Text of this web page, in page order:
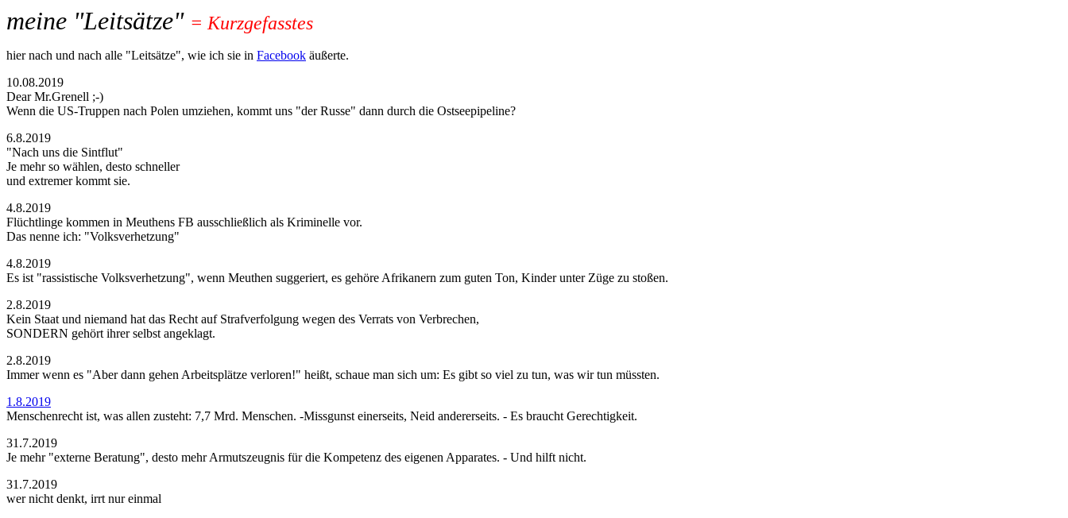
meine "Leitsätze" = Kurzgefasstes
hier nach und nach alle "Leitsätze", wie ich sie in Facebook äußerte.
10.08.2019
Dear Mr.Grenell ;-)
Wenn die US-Truppen nach Polen umziehen, kommt uns "der Russe" dann durch die Ostseepipeline?
6.8.2019
"Nach uns die Sintflut"
Je mehr so wählen, desto schneller
und extremer kommt sie.
4.8.2019
Flüchtlinge kommen in Meuthens FB ausschließlich als Kriminelle vor.
Das nenne ich: "Volksverhetzung"
4.8.2019
Es ist "rassistische Volksverhetzung", wenn Meuthen suggeriert, es gehöre Afrikanern zum guten Ton, Kinder unter Züge zu stoßen.
2.8.2019
Kein Staat und niemand hat das Recht auf Strafverfolgung wegen des Verrats von Verbrechen,
SONDERN gehört ihrer selbst angeklagt.
2.8.2019
Immer wenn es "Aber dann gehen Arbeitsplätze verloren!" heißt, schaue man sich um: Es gibt so viel zu tun, was wir tun müssten.
1.8.2019
Menschenrecht ist, was allen zusteht: 7,7 Mrd. Menschen. -Missgunst einerseits, Neid andererseits. - Es braucht Gerechtigkeit.
31.7.2019
Je mehr "externe Beratung", desto mehr Armutszeugnis für die Kompetenz des eigenen Apparates. - Und hilft nicht.
31.7.2019
wer nicht denkt, irrt nur einmal